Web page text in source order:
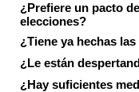
¿Prefiere un pacto
elecciones?
¿Tiene ya hechas
¿Le están
¿Hay suficientes